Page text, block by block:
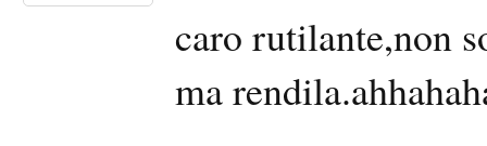
caro rutilante,non
ma